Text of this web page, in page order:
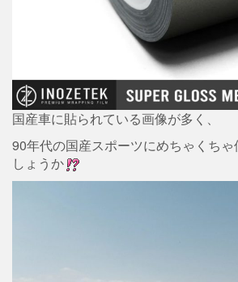
国産車に貼られている画像が多く、
90年代の国産スポーツにめちゃくち
しょうか